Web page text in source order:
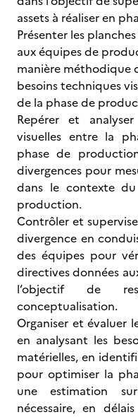
assets à réaliser en
Présenter les
aux équipes de
manière méthodique
besoins techniques
de la phase de
Repérer et
visuelles entre la
phase de
divergences pour
dans le contexte
production.
Contrôler et
divergence en
des équipes pour
directives données
l’objectif de
conceptualisation.
Organiser et évaluer
en analysant les
matérielles, en
pour optimiser la
une estimation
nécessaire, en